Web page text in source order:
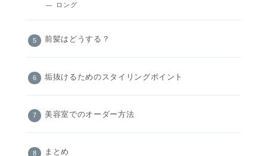
ロング
前髪はどうする？
垢抜けるためのスタイリングポイント
美容室でのオーダー方法
まとめ